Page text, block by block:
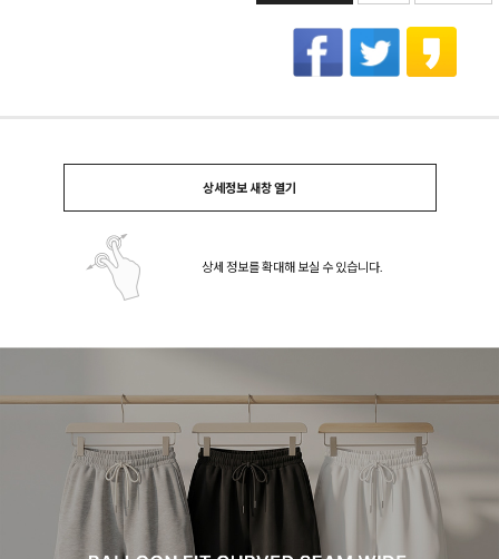
상세정보 새창 열기
상세 정보를 확대해 보실 수 있습니다.